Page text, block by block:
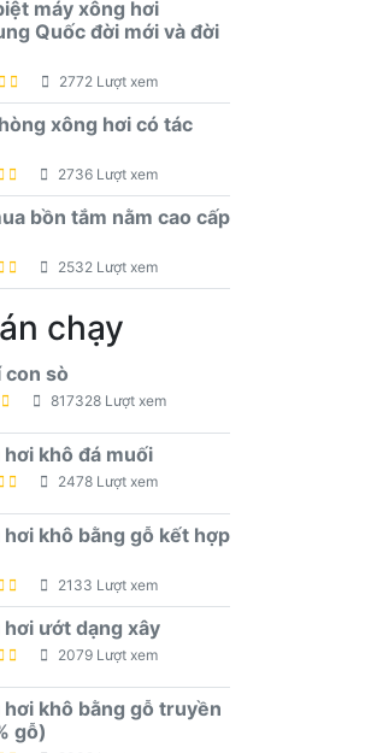
máy xông hơi
Quốc đời mới và đời
2772 Lượt xem
xông hơi có tác
2736 Lượt xem
bồn tắm nằm cao cấp
2532 Lượt xem
chạy
con sò
817328 Lượt xem
khô đá muối
2478 Lượt xem
hơi khô bằng gỗ kết hợp
2133 Lượt xem
hơi ướt dạng xây
2079 Lượt xem
hơi khô bằng gỗ truyền
gỗ)